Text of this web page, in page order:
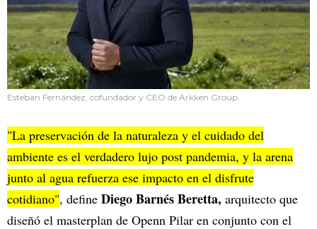
Esteban Fernández, cofundador y CEO de Arkken Group.
"La preservación de la naturaleza y el cuidado del
ambiente es el verdadero lujo post pandemia, y la arena
junto al agua refuerza ese impacto en el disfrute
cotidiano", define Diego Barnés Beretta, arquitecto que
diseñó el masterplan de Openn Pilar en conjunto con el